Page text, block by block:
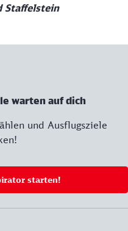
Staffelstein
warten auf dich
und Ausflugsziele
starten!